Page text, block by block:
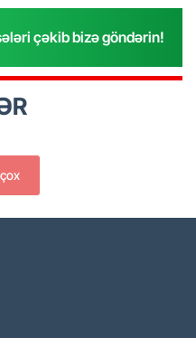
çəkib bizə göndərin!